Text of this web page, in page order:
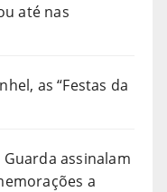
até nas
as “Festas da
assinalam
a